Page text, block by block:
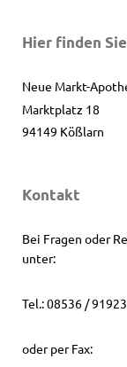
Hier finden
Neue Markt-
Marktplatz 18
94149 Kößlarn
Kontakt
Bei Fragen oder
unter:
Tel.: 08536 /
oder per Fax: